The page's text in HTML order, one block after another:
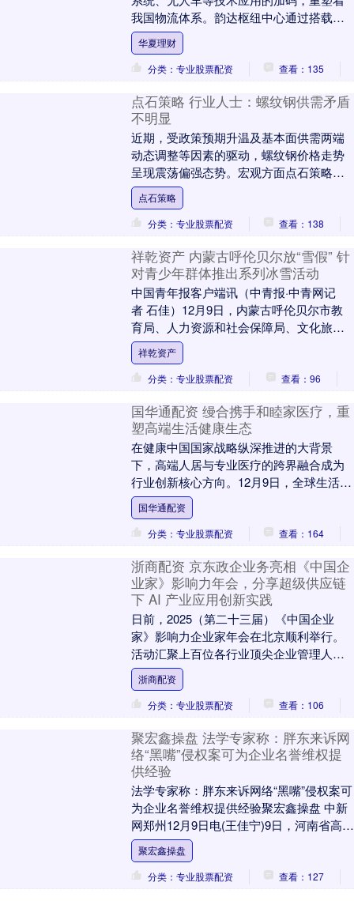
我国物流体系。韵达枢纽中心通过搭载自
动分拣、摄像识别、重力传感器等多种智
能化设备实现....
华夏理财
分类：专业股票配资
查看：135
点石策略 行业人士：螺纹钢供需矛盾
不明显
近期，受政策预期升温及基本面供需两端
动态调整等因素的驱动，螺纹钢价格走势
呈现震荡偏强态势。宏观方面点石策略，
12月市场进入宏观政策窗口期，国内即将
召开中央经济工....
点石策略
分类：专业股票配资
查看：138
祥乾资产 内蒙古呼伦贝尔放“雪假” 针
对青少年群体推出系列冰雪活动
中国青年报客户端讯（中青报·中青网记
者 石佳）12月9日，内蒙古呼伦贝尔市教
育局、人力资源和社会保障局、文化旅游
广电局、体育局四部门联合印发《呼伦贝
尔市2025....
祥乾资产
分类：专业股票配资
查看：96
国华通配资 缦合携手和睦家医疗，重
塑高端生活健康生态
在健康中国国家战略纵深推进的大背景
下，高端人居与专业医疗的跨界融合成为
行业创新核心方向。12月9日，全球生活方
式品牌缦合与国际化医疗标杆和睦家医疗
正式达成战略签....
国华通配资
分类：专业股票配资
查看：164
浙商配资 京东政企业务亮相《中国企
业家》影响力年会，分享超级供应链
下 AI 产业应用创新实践
日前，2025（第二十三届）《中国企业
家》影响力企业家年会在北京顺利举行。
活动汇聚上百位各行业顶尖企业管理人
员、知名学者及行业专家浙商配资，开展
高质量演讲与对话....
浙商配资
分类：专业股票配资
查看：106
聚宏鑫操盘 法学专家称：胖东来诉网
络“黑嘴”侵权案可为企业名誉维权提
供经验
法学专家称：胖东来诉网络“黑嘴”侵权案可
为企业名誉维权提供经验聚宏鑫操盘 中新
网郑州12月9日电(王佳宁)9日，河南省高级
人民法院微信公众号“豫法阳光”发布案例....
聚宏鑫操盘
分类：专业股票配资
查看：127